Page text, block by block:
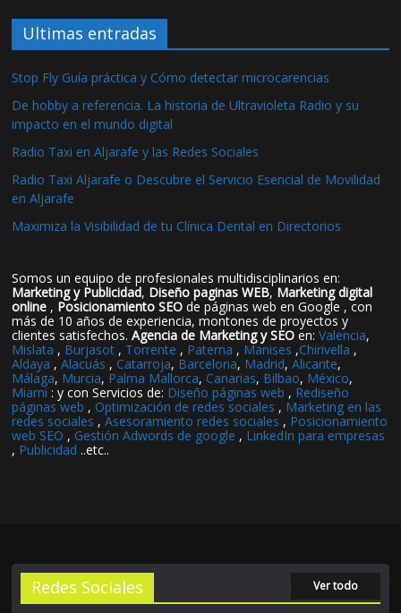
Ultimas entradas
Stop Fly Guía práctica y Cómo detectar microcarencias
De hobby a referencia. La historia de Ultravioleta Radio y su
impacto en el mundo digital
Radio Taxi en Aljarafe y las Redes Sociales
Radio Taxi Aljarafe o Descubre el Servicio Esencial de Movilidad
en Aljarafe
Maximiza la Visibilidad de tu Clínica Dental en Directorios
Somos un equipo de profesionales multidisciplinarios en:
Marketing y Publicidad, Diseño paginas WEB, Marketing digital
online , Posicionamiento SEO de páginas web en Google , con
más de 10 años de experiencia, montones de proyectos y
clientes satisfechos.Agencia de Marketing y SEO en:Valencia,
Mislata , Burjasot , Torrente , Paterna , Manises ,Chirivella ,
Aldaya ,Alacuás , Catarroja, Barcelona, Madrid,Alicante,
Málaga, Murcia, Palma Mallorca, Canarias, Bilbao, México,
Miami : y con Servicios de: Diseño páginas web , Rediseño
páginas web , Optimización de redes sociales , Marketing en las
redes sociales ,Asesoramiento redes sociales , Posicionamiento
web SEO , Gestión Adwords de google , LinkedIn para empresas
, Publicidad ..etc..
Redes Sociales Ver todo